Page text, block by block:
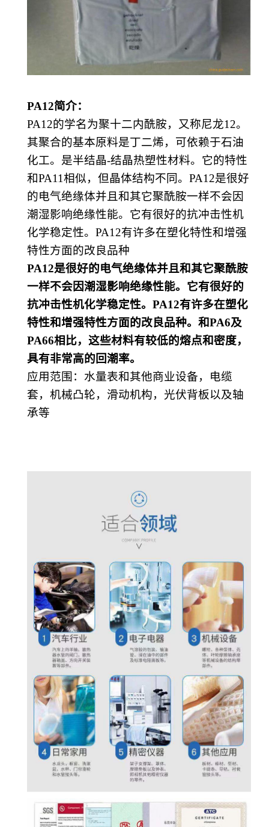
PA12简介：
PA12的学名为聚十二内酰胺，又称尼龙12。
其聚合的基本原料是丁二烯，可依赖于石油
化工。是半结晶-结晶热塑性材料。它的特性
和PA11相似，但晶体结构不同。PA12是很好
的电气绝缘体并且和其它聚酰胺一样不会因
潮湿影响绝缘性能。它有很好的抗冲击性机
化学稳定性。PA12有许多在塑化特性和增强
特性方面的改良品种
PA12是很好的电气绝缘体并且和其它聚酰胺
一样不会因潮湿影响绝缘性能。它有很好的
抗冲击性机化学稳定性。PA12有许多在塑化
特性和增强特性方面的改良品种。和PA6及
PA66相比，这些材料有较低的熔点和密度，
具有非常高的回潮率。
应用范围 ： 水量表和其他商业设备，电缆
套，机械凸轮，滑动机构，光伏背板以及轴
承等